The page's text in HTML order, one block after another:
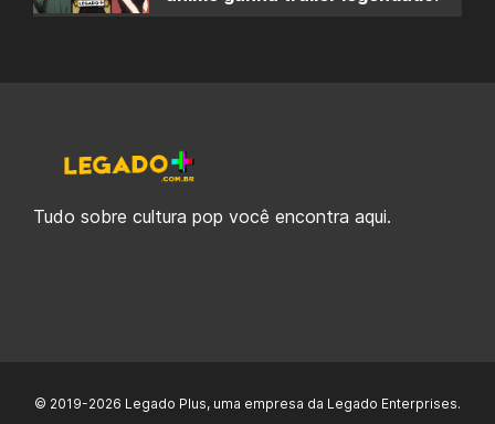
Tudo sobre cultura pop você encontra aqui.
© 2019-2026 Legado Plus, uma empresa da Legado Enterprises.